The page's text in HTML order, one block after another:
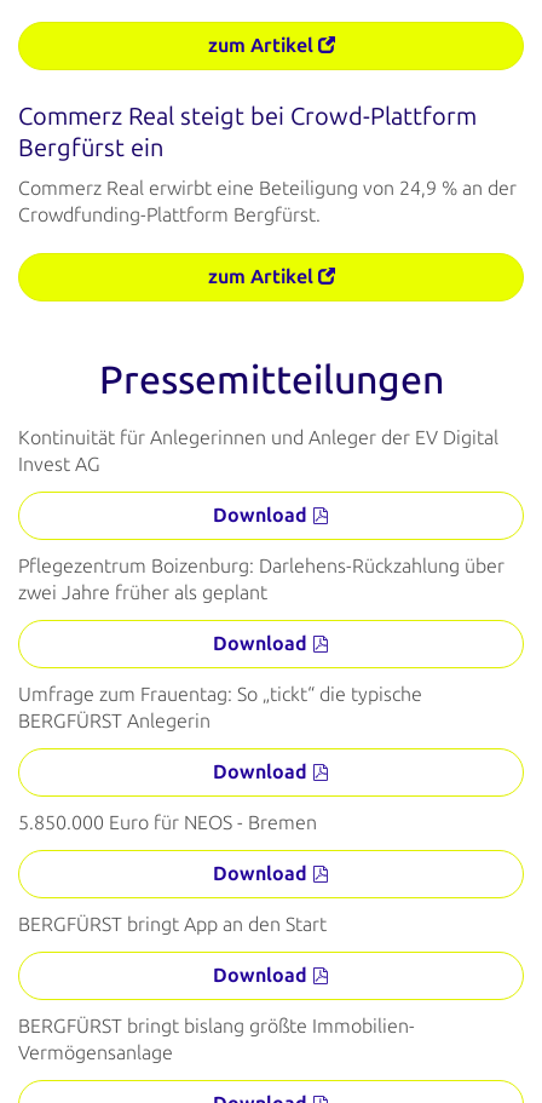
zum Artikel
Commerz Real steigt bei Crowd-Plattform
Bergfürst ein
Commerz Real erwirbt eine Beteiligung von 24,9 % an der
Crowdfunding-Plattform Bergfürst.
zum Artikel
Pressemitteilungen
Kontinuität für Anlegerinnen und Anleger der EV Digital
Invest AG
Download
Pflegezentrum Boizenburg: Darlehens-Rückzahlung über
zwei Jahre früher als geplant
Download
Umfrage zum Frauentag: So „tickt“ die typische
BERGFÜRST Anlegerin
Download
5.850.000 Euro für NEOS - Bremen
Download
BERGFÜRST bringt App an den Start
Download
BERGFÜRST bringt bislang größte Immobilien-
Vermögensanlage